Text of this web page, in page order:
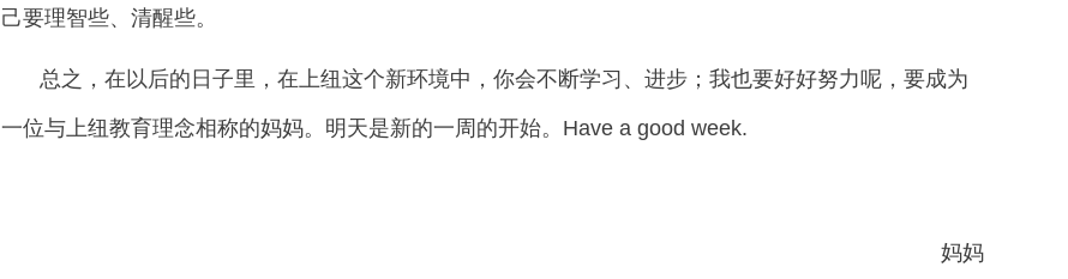
己要理智些、清醒些。
总之，在以后的日子里，在上纽这个新环境中，你会不断学习、进步；我也要好好努力呢，要成为
一位与上纽教育理念相称的妈妈。明天是新的一周的开始。Have a good week.
妈妈